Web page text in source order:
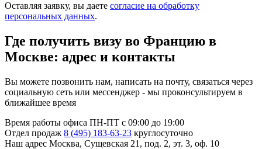
Оставляя заявку, вы даете согласие на обработку
персональных данных.
Где получить визу во Францию в
Москве: адрес и контакты
Вы можете позвонить нам, написать на почту, связаться через
социальную сеть или мессенджер - мы проконсультируем в
ближайшее время
Время работы офиса ПН-ПТ с 09:00 до 19:00
Отдел продаж 8 (495) 183-63-23 круглосуточно
Наш адрес Москва, Сущевская 21, под. 2, эт. 3, оф. 10